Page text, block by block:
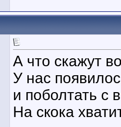
А что скажут
У нас
и поболтать с
На скока